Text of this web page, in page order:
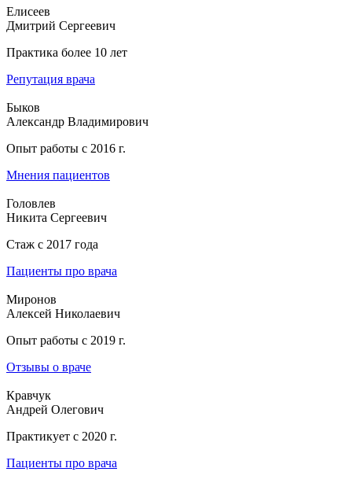
Елисеев
Дмитрий Сергеевич
Практика более 10 лет
Репутация врача
Быков
Александр Владимирович
Опыт работы с 2016 г.
Мнения пациентов
Головлев
Никита Сергеевич
Стаж с 2017 года
Пациенты про врача
Миронов
Алексей Николаевич
Опыт работы с 2019 г.
Отзывы о враче
Кравчук
Андрей Олегович
Практикует с 2020 г.
Пациенты про врача